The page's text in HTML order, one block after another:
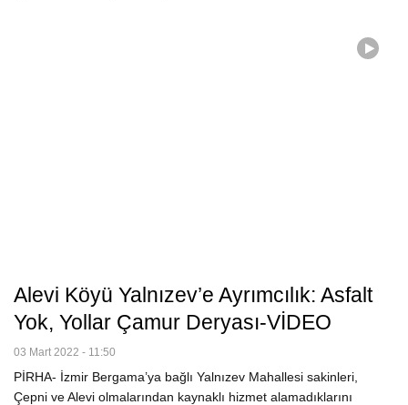
Alevi Köyü Yalnızev’e Ayrımcılık: Asfalt
Yok, Yollar Çamur Deryası-VİDEO
03 Mart 2022 - 11:50
PİRHA- İzmir Bergama’ya bağlı Yalnızev Mahallesi sakinleri,
Çepni ve Alevi olmalarından kaynaklı hizmet alamadıklarını